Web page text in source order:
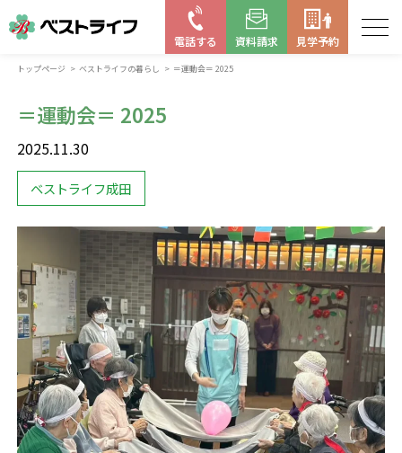
電話する 資料請求 見学予約
トップページ ベストライフの暮らし ＝運動会＝ 2025
＝運動会＝ 2025
2025.11.30
ベストライフ成田